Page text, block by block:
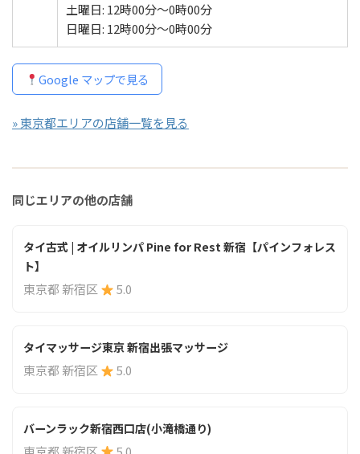
土曜日: 12時00分～0時00分
日曜日: 12時00分～0時00分
Google マップで見る
» 東京都エリアの店舗一覧を見る
同じエリアの他の店舗
タイ古式 | オイルリンパ Pine for Rest 新宿【パインフォレス
ト】
東京都 新宿区 5.0
タイマッサージ東京 新宿出張マッサージ
東京都 新宿区 5.0
バーンラック新宿西口店(小滝橋通り)